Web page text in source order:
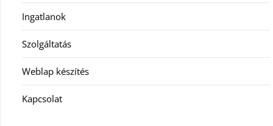
Ingatlanok
Szolgáltatás
Weblap készítés
Kapcsolat